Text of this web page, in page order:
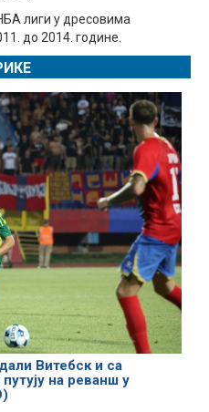
лиги у дресовима
до 2014. године.
Витебск и са
на реванш у